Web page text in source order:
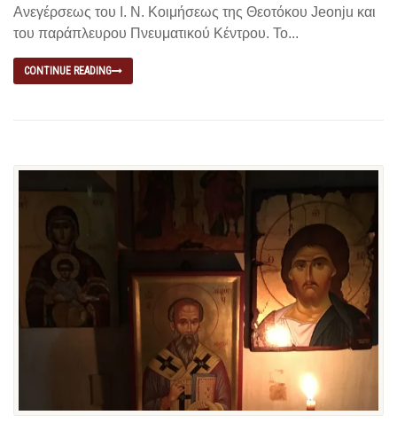
Ανεγέρσεως του Ι. Ν. Κοιμήσεως της Θεοτόκου Jeonju και
του παράπλευρου Πνευματικού Κέντρου. Το...
CONTINUE READING